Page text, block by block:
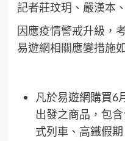
記者莊玟玥、嚴漢本
因應疫情警戒升級，
易遊網相關應變措施
凡於易遊網購買6
出發之商品，包
式列車、高鐵假